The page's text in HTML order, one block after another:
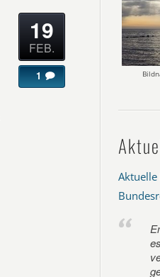
19
FEB.
1